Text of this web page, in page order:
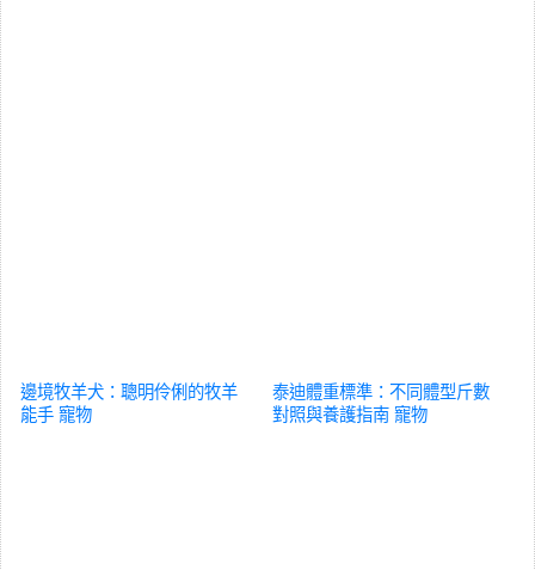
邊境牧羊犬：聰明伶俐的牧羊
能手 寵物
泰迪體重標準：不同體型斤數
對照與養護指南 寵物